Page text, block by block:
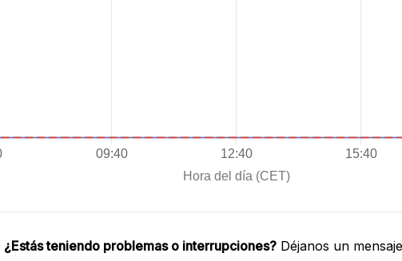
¿Estás teniendo problemas o interrupciones? Déjanos un